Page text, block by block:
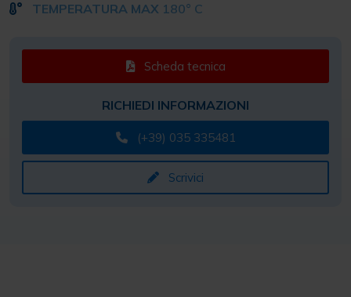
TEMPERATURA MAX 180° C
Scheda tecnica
RICHIEDI INFORMAZIONI
(+39) 035 335481
Scrivici